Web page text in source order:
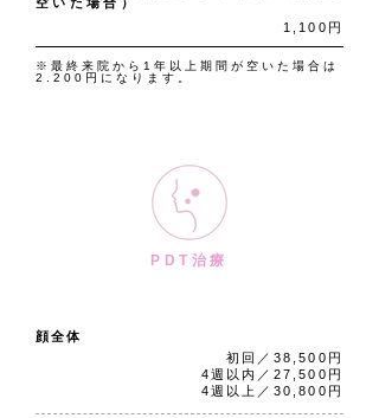
1,100円
※最終来院から1年以上期間が空いた場合は
2.200円になります。
PDT治療
顔全体
初回／38,500円
4週以内／27,500円
4週以上／30,800円